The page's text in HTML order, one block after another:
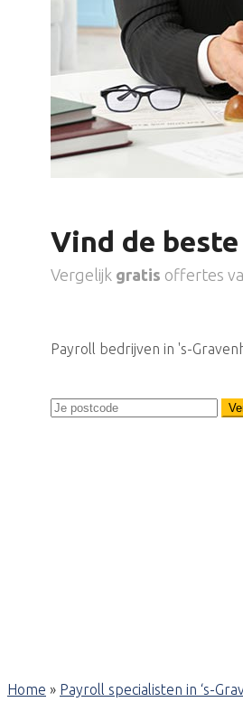
Vind de
Vergelijk gratis offertes
Payroll bedrijven in 's-
Home » Payroll specialisten in ‘s-